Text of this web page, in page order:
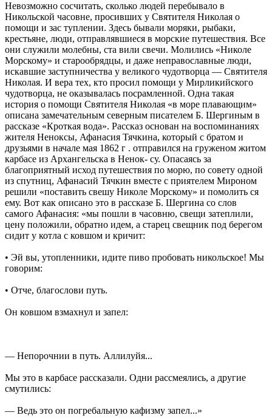
Невозможно сосчитать, сколько людей перебывало в
Никольской часовне, просивших у Святителя Николая о
помощи и зас туплении. Здесь бывали моряки, рыбаки,
крестьяне, люди, отправлявшиеся в морские путешествия. Все
они служили молебны, ста вили свечи. Молились «Николе
Морскому» и старообрядцы, и даже неправославные люди,
искавшие заступничества у великого чудотворца — Святителя
Николая. И вера тех, кто просил помощи у Мирликийского
чудотворца, не оказывалась посрамленной. Одна такая
история о помощи Святителя Николая «в море плавающим»
описана замечательным северным писателем Б. Шергиным в
рассказе «Кроткая вода». Рассказ основан на воспоминаниях
жителя Неноксы, Афанасия Тячкина, который с братом и
друзьями в начале мая 1862 г . отправился на груженом житом
карбасе из Архангельска в Ненок- су. Опасаясь за
благоприятный исход путешествия по морю, по совету одной
из спутниц, Афанасий Тячкин вместе с приятелем Мироном
решили «поставить свешу Николе Морскому» и помолить ся
ему. Вот как описано это в рассказе Б. Шергина со слов
самого Афанасия: «мы пошли в часовню, свещи затеплили,
цену положили, обратно идем, а старец свещник под берегом
сидит у котла с ковшом и кричит:
• Эй вы, утопленники, идите пиво пробовать никольское! Мы
говорим:
• Отче, благослови путь.
Он ковшом взмахнул и запел:
— Непорочнии в путь. Аллилуйя...
Мы это в карбасе рассказали. Одни рассмеялись, а другие
смутились:
— Ведь это он погребальную кафизму запел...»